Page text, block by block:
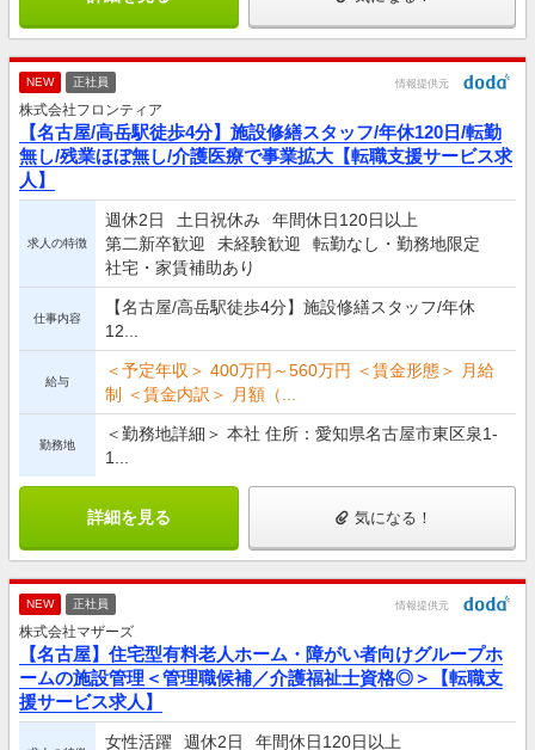
NEW 正社員 情報提供元
株式会社フロンティア
【名古屋/高岳駅徒歩4分】施設修繕スタッフ/年休120日/転勤
無し/残業ほぼ無し/介護医療で事業拡大【転職支援サービス求
人】
求人の特徴
週休2日 土日祝休み
年間休日120日以上
第二新卒歓迎
未経験歓迎
転勤なし・勤務地限定
社宅・家賃補助あり
仕事内容
【名古屋/高岳駅徒歩4分】施設修繕スタッフ/年休
12...
給与
＜予定年収＞ 400万円～560万円 ＜賃金形態＞ 月給
制 ＜賃金内訳＞ 月額（...
勤務地
＜勤務地詳細＞ 本社 住所：愛知県名古屋市東区泉1-
1...
詳細を見る 気になる！
NEW 正社員 情報提供元
株式会社マザーズ
【名古屋】住宅型有料老人ホーム・障がい者向けグループホ
ームの施設管理＜管理職候補／介護福祉士資格◎＞【転職支
援サービス求人】
女性活躍 週休2日 年間休日120日以上